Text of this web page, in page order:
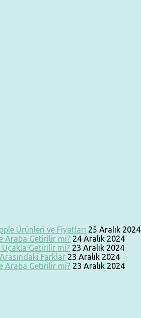
Ürünleri ve Fiyatları 25 Aralık 2024
Araba Getirilir mi? 24 Aralık 2024
Uçakla Getirilir mi? 23 Aralık 2024
Farklar 23 Aralık 2024
Araba Getirilir mi? 23 Aralık 2024